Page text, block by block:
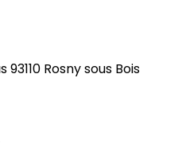
Rosny sous Bois